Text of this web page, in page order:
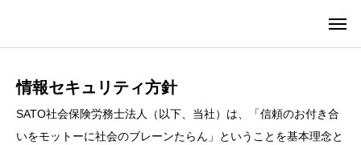
情報セキュリティ方針
SATO社会保険労務士法人（以下、当社）は、「信頼のお付き合
いをモットーに社会のブレーンたらん」ということを基本理念と